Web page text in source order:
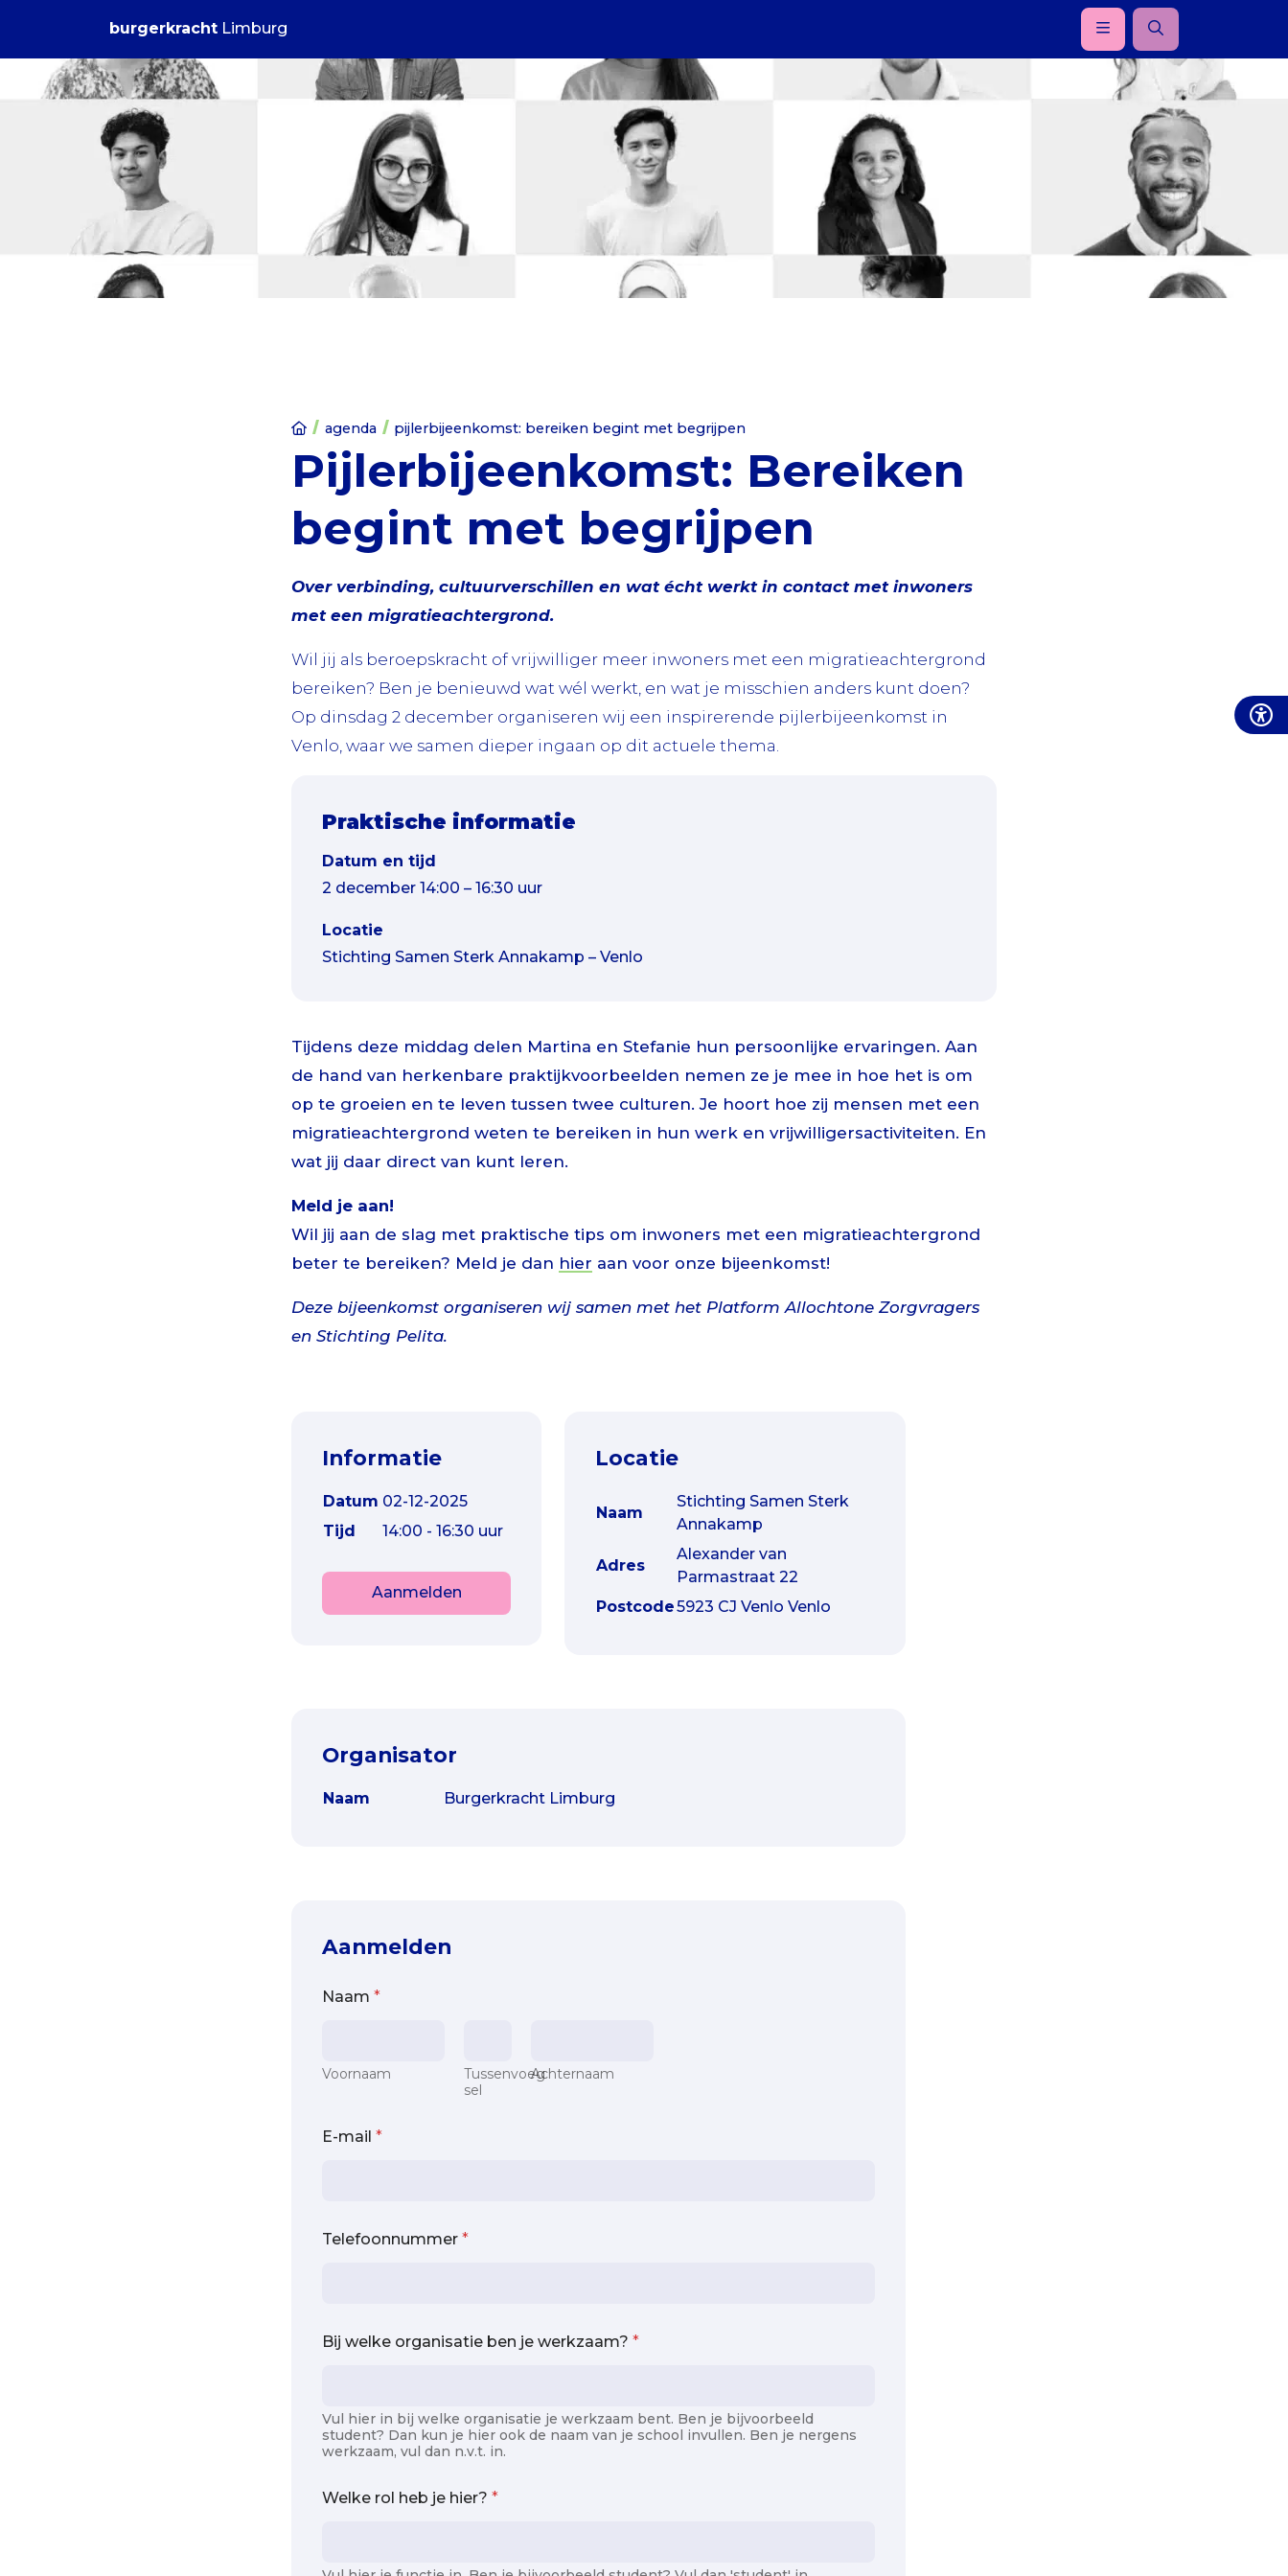
burgerkracht Limburg
agenda pijlerbijeenkomst: bereiken begint met begrijpen
Pijlerbijeenkomst: Bereiken
begint met begrijpen
Over verbinding, cultuurverschillen en wat écht werkt in contact met inwoners
met een migratieachtergrond.
Wil jij als beroepskracht of vrijwilliger meer inwoners met een migratieachtergrond
bereiken? Ben je benieuwd wat wél werkt, en wat je misschien anders kunt doen?
Op dinsdag 2 december organiseren wij een inspirerende pijlerbijeenkomst in
Venlo, waar we samen dieper ingaan op dit actuele thema.
Praktische informatie
Datum en tijd
2 december 14:00 – 16:30 uur
Locatie
Stichting Samen Sterk Annakamp – Venlo
Tijdens deze middag delen Martina en Stefanie hun persoonlijke ervaringen. Aan
de hand van herkenbare praktijkvoorbeelden nemen ze je mee in hoe het is om
op te groeien en te leven tussen twee culturen. Je hoort hoe zij mensen met een
migratieachtergrond weten te bereiken in hun werk en vrijwilligersactiviteiten. En
wat jij daar direct van kunt leren.
Meld je aan!
Wil jij aan de slag met praktische tips om inwoners met een migratieachtergrond
beter te bereiken? Meld je dan hier aan voor onze bijeenkomst!
Deze bijeenkomst organiseren wij samen met het Platform Allochtone Zorgvragers
en Stichting Pelita.
Informatie
Datum 02-12-2025
Tijd
14:00 - 16:30 uur
Aanmelden
Locatie
Naam
Stichting Samen Sterk
Annakamp
Adres
Alexander van
Parmastraat 22
Postcode5923 CJ Venlo Venlo
Organisator
Naam Burgerkracht Limburg
Aanmelden
Naam *
Voornaam
Tussenvoeg
sel
Achternaam
E-mail *
Telefoonnummer *
e
a
a
m
W
e
Bij welke organisatie ben je werkzaam? *
Vul hier in bij welke organisatie je werkzaam bent. Ben je bijvoorbeeld
student? Dan kun je hier ook de naam van je school invullen. Ben je nergens
werkzaam, vul dan n.v.t. in.
Welke rol heb je hier? *